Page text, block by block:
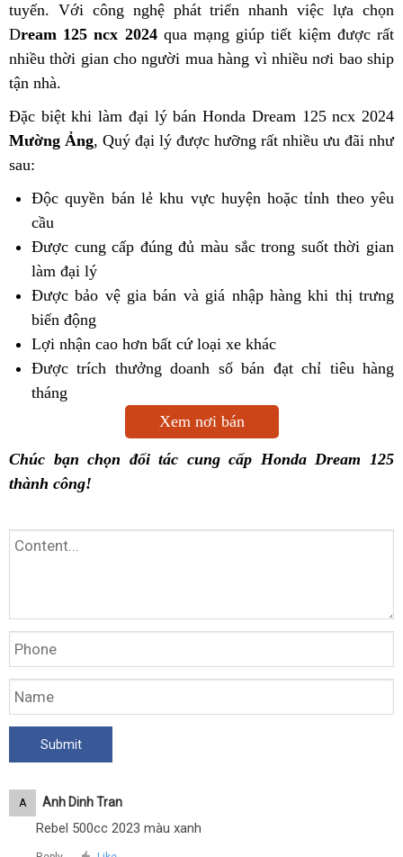
tuyến. Với công nghệ phát triển nhanh việc lựa chọn
Dream 125 ncx 2024qua mạng giúp tiết kiệm được rất
nhiều thời gian cho người mua hàng vì nhiều nơi bao ship
tận nhà.
Đặc biệt khi làm đại lý bán Honda Dream 125 ncx 2024
Mường Ảng, Quý đại lý được hưỡng rất nhiều ưu đãi như
sau:
Độc quyền bán lẻ khu vực huyện hoặc tỉnh theo yêu
cầu
Được cung cấp đúng đủ màu sắc trong suốt thời gian
làm đại lý
Được bảo vệ gia bán và giá nhập hàng khi thị trưng
biến động
Lợi nhận cao hơn bất cứ loại xe khác
Được trích thưởng doanh số bán đạt chỉ tiêu hàng
tháng
Xem nơi bán
Chúc bạn chọn đối tác cung cấp Honda Dream 125
thành công!
A Anh Dinh Tran
Rebel 500cc 2023 màu xanh